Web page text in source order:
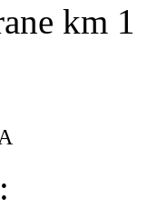
km 1